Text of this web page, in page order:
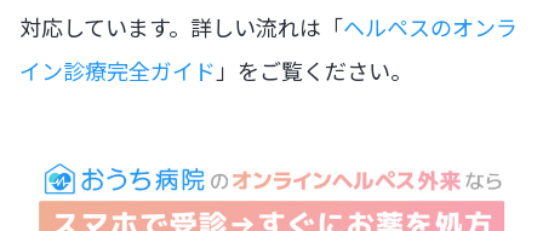
対応しています。詳しい流れは「ヘルペスのオンラ
イン診療完全ガイド 」をご覧ください。